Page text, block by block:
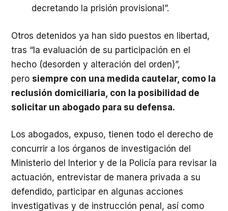
decretando la prisión provisional”.
Otros detenidos ya han sido puestos en libertad,
tras “la evaluación de su participación en el
hecho (desorden y alteración del orden)”,
pero siempre con una medida cautelar, como la
reclusión domiciliaria, con la posibilidad de
solicitar un abogado para su defensa.
Los abogados, expuso, tienen todo el derecho de
concurrir a los órganos de investigación del
Ministerio del Interior y de la Policía para revisar la
actuación, entrevistar de manera privada a su
defendido, participar en algunas acciones
investigativas y de instrucción penal, así como